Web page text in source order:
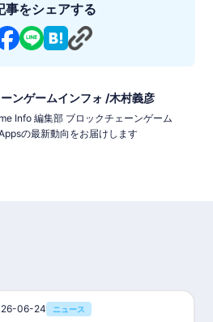
事をシェアする
ンゲームインフォ /木村義彦
Info 編集部 ブロックチェーンゲーム
の最新動向をお届けします
06-24 ニュース